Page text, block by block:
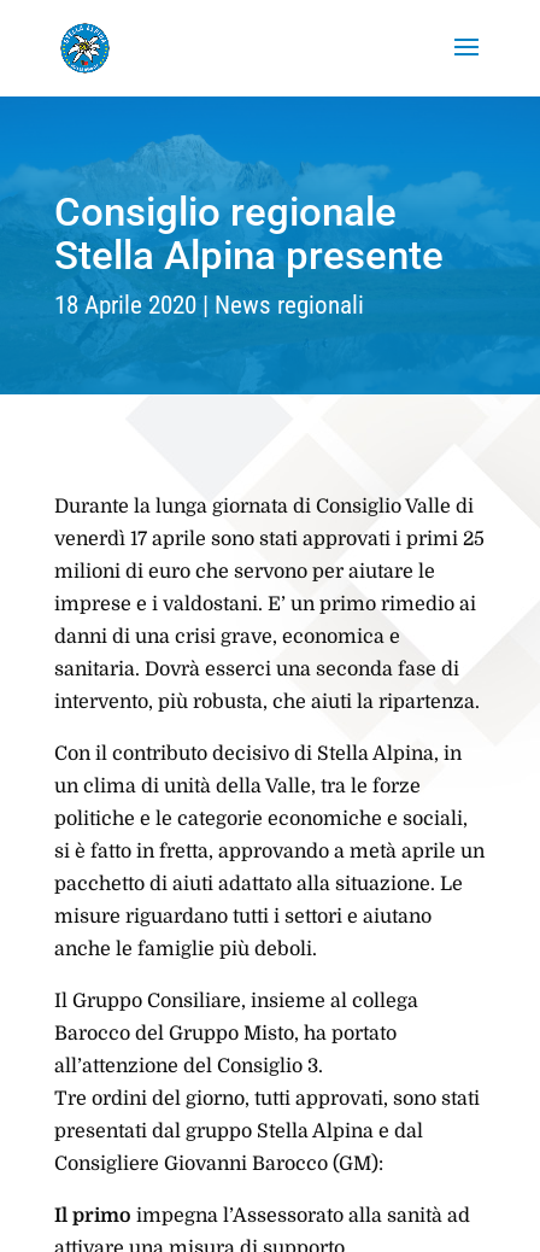
Consiglio regionale
Stella Alpina presente
18 Aprile 2020 News regionali
Durante la lunga giornata di Consiglio Valle di
venerdì 17 aprile sono stati approvati i primi 25
milioni di euro che servono per aiutare le
imprese e i valdostani. E’ un primo rimedio ai
danni di una crisi grave, economica e
sanitaria. Dovrà esserci una seconda fase di
intervento, più robusta, che aiuti la ripartenza.
Con il contributo decisivo di Stella Alpina, in
un clima di unità della Valle, tra le forze
politiche e le categorie economiche e sociali,
si è fatto in fretta, approvando a metà aprile un
pacchetto di aiuti adattato alla situazione. Le
misure riguardano tutti i settori e aiutano
anche le famiglie più deboli.
Il Gruppo Consiliare, insieme al collega
Barocco del Gruppo Misto, ha portato
all’attenzione del Consiglio 3.
Tre ordini del giorno, tutti approvati, sono stati
presentati dal gruppo Stella Alpina e dal
Consigliere Giovanni Barocco (GM):
Il primo impegna l’Assessorato alla sanità ad